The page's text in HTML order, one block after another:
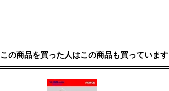
この商品を買った人はこの商品も買っています